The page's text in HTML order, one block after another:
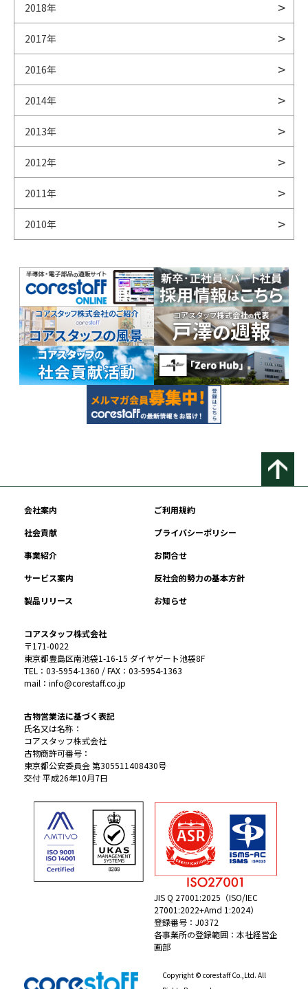
2018年
2017年
2016年
2014年
2013年
2012年
2011年
2010年
会社案内
ご利用規約
社会貢献
プライバシーポリシー
事業紹介
お問合せ
サービス案内
反社会的勢力の基本方針
製品リリース
お知らせ
コアスタッフ株式会社
〒171-0022
東京都豊島区南池袋1-16-15 ダイヤゲート池袋8F
TEL：03-5954-1360 / FAX：03-5954-1363
mail：info@corestaff.co.jp
古物営業法に基づく表記
氏名又は名称：
コアスタッフ株式会社
古物商許可番号：
東京都公安委員会 第305511408430号
交付 平成26年10月7日
JIS Q 27001:2025（ISO/IEC
27001:2022+Amd 1:2024）
登録番号：J0372
各事業所の登録範囲：本社経営企
画部
Copyright © corestaff Co.,Ltd. All